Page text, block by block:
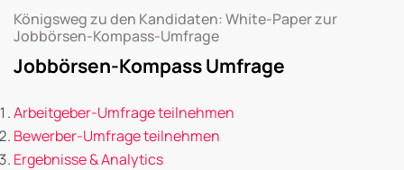
Königsweg zu den Kandidaten: White-Paper zur
Jobbörsen-Kompass-Umfrage
Jobbörsen-Kompass Umfrage
Arbeitgeber-Umfrage teilnehmen
Bewerber-Umfrage teilnehmen
Ergebnisse & Analytics